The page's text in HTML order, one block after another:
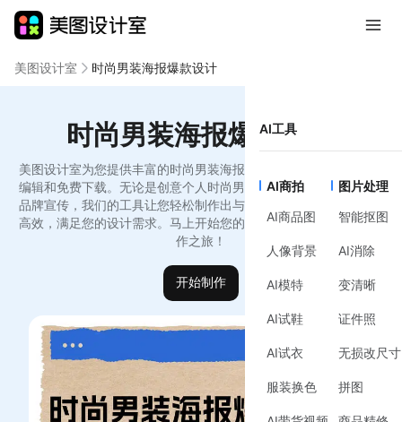
AI工具
AI商拍
AI商品图
人像背景
AI模特
AI试鞋
AI试衣
服装换色
图片处理
智能抠图
AI消除
变清晰
证件照
无损改尺寸
拼图
美图设计室 时尚男装海报爆款设计
时尚男装海报爆款设计
美图设计室为您提供丰富的时尚男装海报爆款设计模板，支持在线
编辑和免费下载。无论是创意个人时尚男装海报爆款设计模版还是
品牌宣传，我们的工具让您轻松制作出与众不同的设计作品，简洁
高效，满足您的设计需求。马上开始您的时尚男装海报爆款设计创
作之旅！
开始制作